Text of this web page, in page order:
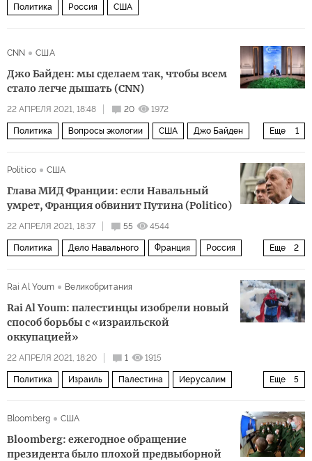
Политика Россия США
CNN США
Джо Байден: мы сделаем так, чтобы всем
стало легче дышать (CNN)
22 АПРЕЛЯ 2021, 18:48 20 1972
Еще 1
Политика Вопросы экологии США Джо Байден
Politico
США
Глава МИД Франции: если Навальный
умрет, Франция обвинит Путина (Politico)
22 АПРЕЛЯ 2021, 18:37 55 4544
Еще 2
Политика Дело Навального Франция Россия
Rai Al Youm
Великобритания
Rai Al Youm: палестинцы изобрели новый
способ борьбы с «израильской
оккупацией»
22 АПРЕЛЯ 2021, 18:20 1 1915
Еще 5
Политика Израиль Палестина Иерусалим
Bloomberg
США
Bloomberg: ежегодное обращение
президента было плохой предвыборной